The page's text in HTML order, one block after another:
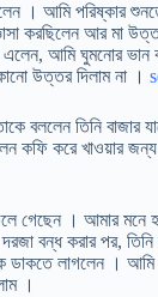
। আমি পরিষ্কার
করছিলেন আর মা
আমি ঘুমনোর ভান
উত্তর দিলাম না ।
বললেন তিনি বাজার
কফি করে খাওয়ার
গেছেন । আমার মনে
বন্ধ করার পর,
লাগলেন । আমি
।